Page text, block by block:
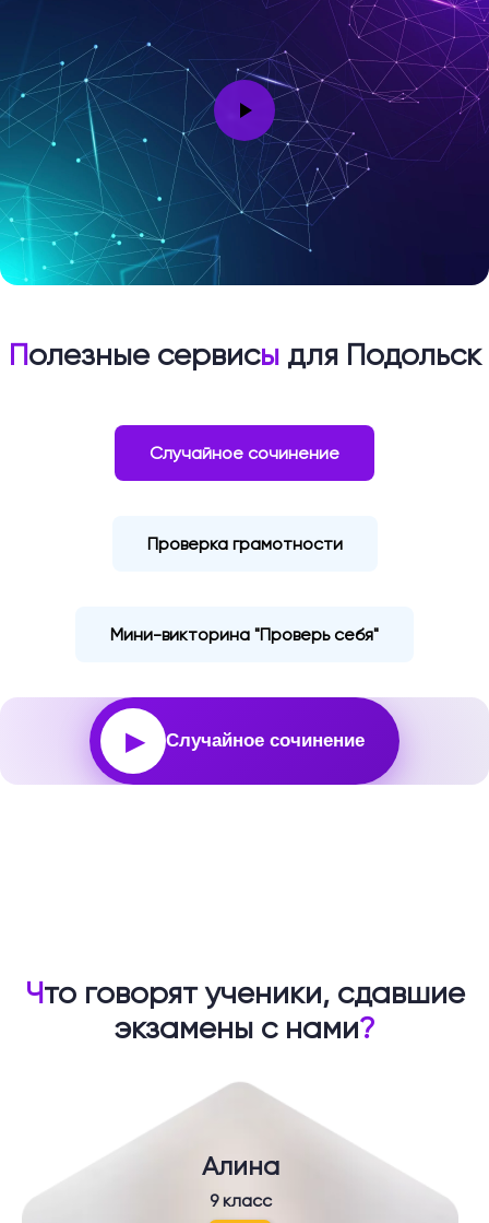
Полезные сервисыдля Подольск
Случайное сочинение
Проверка грамотности
Мини-викторина "Проверь себя"
▶ Случайное сочинение
Что говорят ученики, сдавшие
экзамены с нами?
Алина
9 класс